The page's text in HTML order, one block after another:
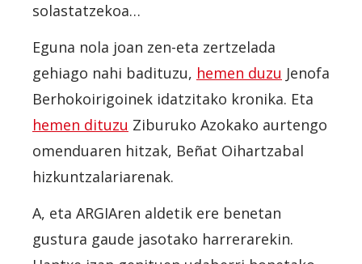
solastatzekoa…
Eguna nola joan zen-eta zertzelada
gehiago nahi badituzu, hemen duzu Jenofa
Berhokoirigoinek idatzitako kronika. Eta
hemen dituzu Ziburuko Azokako aurtengo
omenduaren hitzak, Beñat Oihartzabal
hizkuntzalariarenak.
A, eta ARGIAren aldetik ere benetan
gustura gaude jasotako harrerarekin.